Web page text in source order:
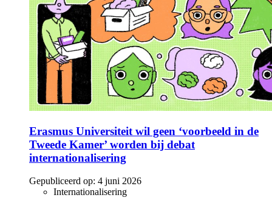
Erasmus Universiteit wil geen ‘voorbeeld in de
Tweede Kamer’ worden bij debat
internationalisering
Gepubliceerd op: 4 juni 2026
Internationalisering